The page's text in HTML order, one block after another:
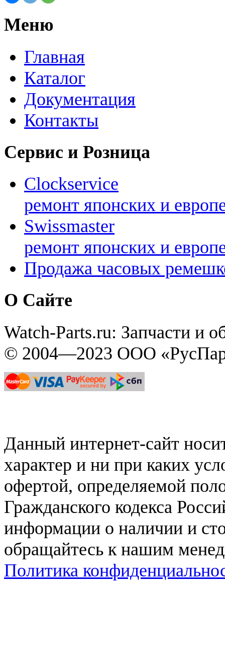
Меню
Главная
Каталог
Документация
Контакты
Сервис и Розница
Clockservice
ремонт японских и
Swissmaster
ремонт японских и
Продажа часовых
О Сайте
Watch-Parts.ru: Запчасти и
© 2004—2023 ООО
Данный интернет-сайт
характер и ни при каких
офертой, определяемой
Гражданского кодекса
информации о наличии и
обращайтесь к нашим
Политика